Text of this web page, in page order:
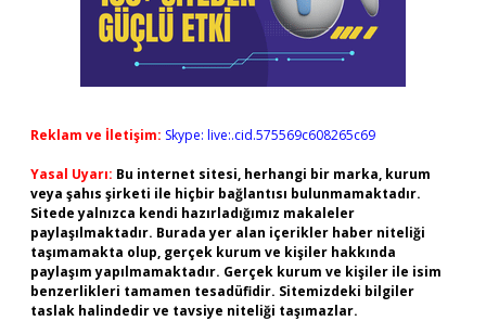
Reklam ve İletişim: Skype: live:.cid.575569c608265c69
Yasal Uyarı: Bu internet sitesi, herhangi bir marka, kurum
veya şahıs şirketi ile hiçbir bağlantısı bulunmamaktadır.
Sitede yalnızca kendi hazırladığımız makaleler
paylaşılmaktadır. Burada yer alan içerikler haber niteliği
taşımamakta olup, gerçek kurum ve kişiler hakkında
paylaşım yapılmamaktadır. Gerçek kurum ve kişiler ile isim
benzerlikleri tamamen tesadüfidir. Sitemizdeki bilgiler
taslak halindedir ve tavsiye niteliği taşımazlar.